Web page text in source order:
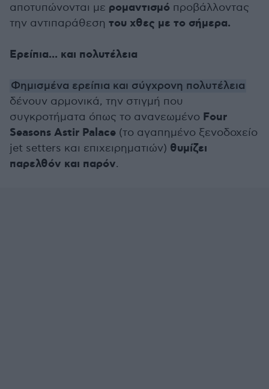
αποτυπώνονται με ρομαντισμό προβάλλοντας
την αντιπαράθεση του χθες με το σήμερα.
Ερείπια... και πολυτέλεια
Φημισμένα ερείπια και σύγχρονη πολυτέλεια
δένουν αρμονικά, την στιγμή που
συγκροτήματα όπως το ανανεωμένο Four
Seasons Astir Palace (το αγαπημένο ξενοδοχείο
jet setters και επιχειρηματιών) θυμίζει
παρελθόν και παρόν.